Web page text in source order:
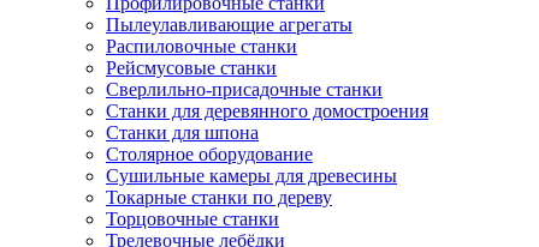
Пылеулавливающие агрегаты
Распиловочные станки
Рейсмусовые станки
Сверлильно-присадочные станки
Станки для деревянного домостроения
Станки для шпона
Столярное оборудование
Сушильные камеры для древесины
Токарные станки по дереву
Торцовочные станки
Трелевочные лебёдки